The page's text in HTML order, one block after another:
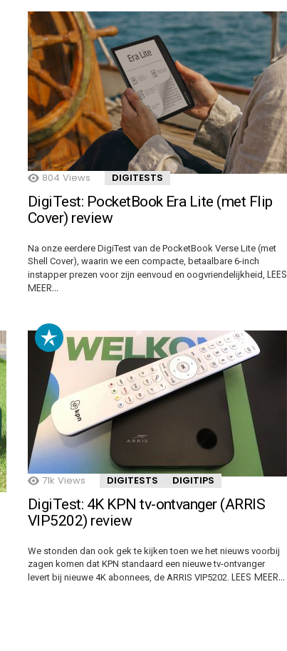
804 Views DIGITESTS
DigiTest: PocketBook Era Lite (met Flip
Cover) review
Na onze eerdere DigiTest van de PocketBook Verse Lite (met
Shell Cover), waarin we een compacte, betaalbare 6-inch
instapper prezen voor zijn eenvoud en oogvriendelijkheid, LEES
MEER…
71k Views DIGITESTS DIGITIPS
DigiTest: 4K KPN tv-ontvanger (ARRIS
VIP5202) review
We stonden dan ook gek te kijken toen we het nieuws voorbij
zagen komen dat KPN standaard een nieuwe tv-ontvanger
levert bij nieuwe 4K abonnees, de ARRIS VIP5202. LEES MEER…